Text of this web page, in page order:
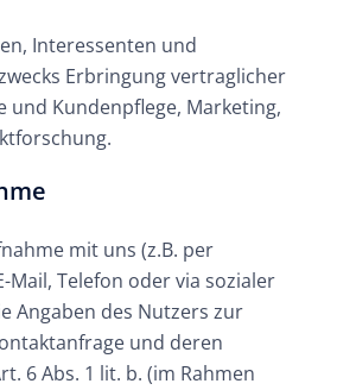
Interessenten und
Erbringung vertraglicher
und Kundenpflege, Marketing,
mit uns (z.B. per
Mail, Telefon oder via sozialer
Angaben des Nutzers zur
und deren
6 Abs. 1 lit. b. (im Rahmen